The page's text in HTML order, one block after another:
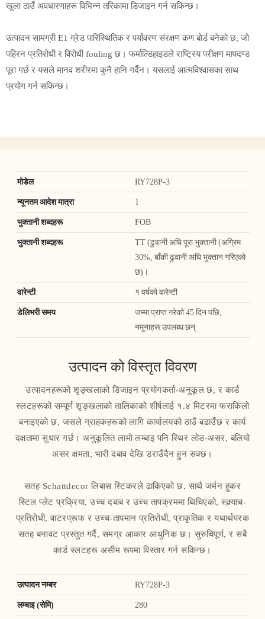
खुला ठाउँ अवधारणाहरू विभिन्न तरिकामा डिजाइन गर्न सकिन्छ।
उत्पादन सामग्री E1 ग्रेड पारिस्थितिक र पर्यावरण संरक्षण कण बोर्ड बनेको छ, जो
पहिरन प्रतिरोधी र विरोधी fouling छ। फर्माल्डिहाइडले राष्ट्रिय परीक्षण मापदण्ड
पूरा गर्छ र यसले मानव शरीरमा कुनै हानि गर्दैन। यसलाई आत्मविश्वासका साथ
प्रयोग गर्न सकिन्छ।
मोडेल RY728P-3
न्यूनतम आदेश मात्रा 1
भुक्तानी शब्दहरू FOB
भुक्तानी शब्दहरू
TT (ढुवानी अघि पूरा भुक्तानी (अग्रिम
30%, बाँकी ढुवानी अघि भुक्तान गरिएको
छ)।
वारेन्टी १ वर्षको वारेन्टी
डेलिभरी समय
जम्मा प्राप्त गरेको 45 दिन पछि,
नमूनाहरू उपलब्ध छन्
उत्पादन को विस्तृत विवरण
उत्पादनहरूको शृङ्खलाको डिजाइन प्रयोगकर्ता-अनुकूल छ, र कार्ड
स्लटहरूको सम्पूर्ण शृङ्खलाको तालिकाको शीर्षलाई १.४ मिटरमा फराकिलो
बनाइएको छ, जसले ग्राहकहरूको लागि कार्यालयको ठाउँ बढाउँछ र कार्य
दक्षतामा सुधार गर्छ। अनुकूलित लामो लम्बाइ पनि स्थिर लोड-असर, बलियो
असर क्षमता, भारी दबाव देखि डराउँदैन हुन सक्छ।
सतह Schattdecor लिबास स्टिकरले ढाकिएको छ, साथै जर्मन हुकर
स्टिल प्लेट प्रक्रिया, उच्च दबाब र उच्च तापक्रममा थिचिएको, स्क्र्याच-
प्रतिरोधी, वाटरप्रूफ र उच्च-तापमान प्रतिरोधी, प्राकृतिक र यथार्थपरक
सतह बनावट प्रस्तुत गर्दै, समग्र आकार आधुनिक छ। सुरुचिपूर्ण, र सबै
कार्ड स्लटहरू असीम रूपमा विस्तार गर्न सकिन्छ।
उत्पादन नम्बर RY728P-3
लम्बाइ (सेमि) 280